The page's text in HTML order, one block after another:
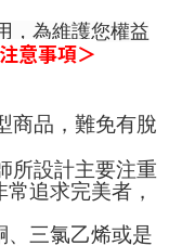
，為維護您權益
意事項＞
商品，難免有脫
所設計主要注重
追求完美者，
、三氯乙烯或是